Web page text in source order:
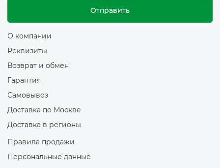
Отправить
О компании
Реквизиты
Возврат и обмен
Гарантия
Самовывоз
Доставка по Москве
Доставка в регионы
Правила продажи
Персональные данные